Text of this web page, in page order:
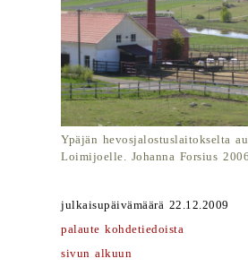
Ypäjän hevosjalostuslaitokselta
Loimijoelle. Johanna Forsius
julkaisupäivämäärä 22.12.2009
palaute kohdetiedoista
sivun alkuun